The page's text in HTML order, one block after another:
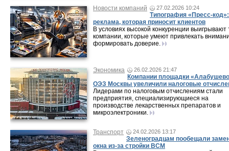
Новости компаний
27.02.2026 10:24
Типография «Пресс-код»:
реклама, которая приносит клиентов
В условиях высокой конкуренции выигрывают
компании, которые умеют привлекать
формировать доверие.
Экономика 26.02.2026 21:47
Компании площадки
ОЭЗ Москвы увеличили налоговые
Лидерами по налоговым отчислениям стали
предприятия, специализирующиеся на
производстве лекарственных препаратов и
микроэлектроники.
Транспорт 24.02.2026 13:17
Зеленоградцам пообещали
окна из-за стройки ВСМ